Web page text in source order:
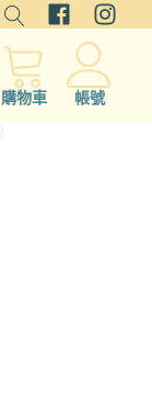
購物車 帳號